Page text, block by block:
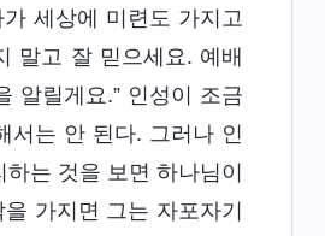
세상에 미련도 가지고
말고 잘 믿으세요. 예배
알릴게요.” 인성이 조금
서는 안 된다. 그러나 인
는 것을 보면 하나님이
가지면 그는 자포자기